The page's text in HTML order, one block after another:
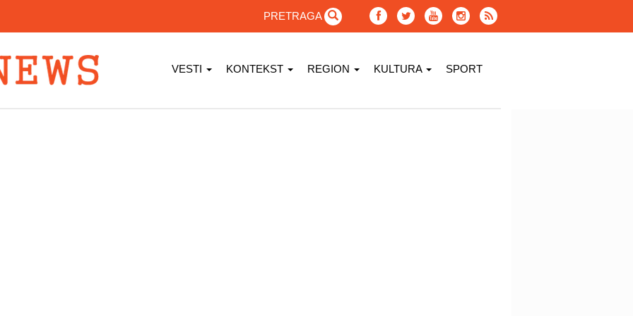
PRETRAGA
VESTI KONTEKST REGION KULTURA SPORT